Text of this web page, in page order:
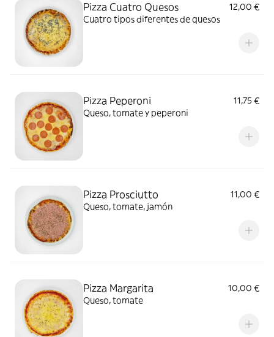
Pizza Cuatro Quesos
12,00 €
Cuatro tipos diferentes de quesos
Pizza Peperoni
11,75 €
Queso, tomate y peperoni
Pizza Prosciutto
11,00 €
Queso, tomate, jamón
Pizza Margarita
10,00 €
Queso, tomate